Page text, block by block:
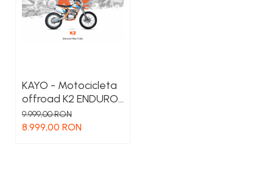
KAYO - Motocicleta
offroad K2 ENDURO
250
9.999,00 RON
8.999,00 RON